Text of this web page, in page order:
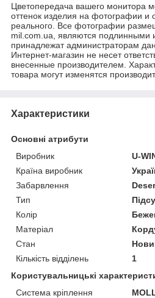
Цветопередача вашего монитора
оттенок изделия на фотографии и
реального. Все фотографии
mil.com.ua, являются подлинными
принадлежат администраторам
Интернет-магазин не несет
внесенные производителем.
товара могут изменятся
Характеристики
Основні атрибути
Виробник
U-
Країна виробник
Забарвлення
Тип
Колір
Матеріал
Стан
Кількість відділень
1
Користувальницькі
Система кріплення